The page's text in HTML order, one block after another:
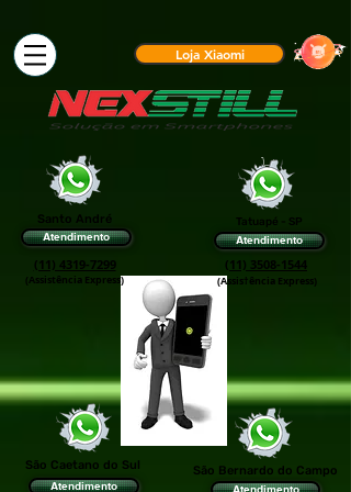
Loja Xiaomi
Santo André
Atendimento
(11) 4319-7299
(Assistência Express)
Tatuapé - SP
Atendimento
(11) 3508-1544
(Assis†ência Express)
São Bernardo do Campo
Atendimento
São Caetano do Sul
Atendimento